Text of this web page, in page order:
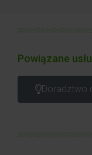
Powiązane
Doradztwo